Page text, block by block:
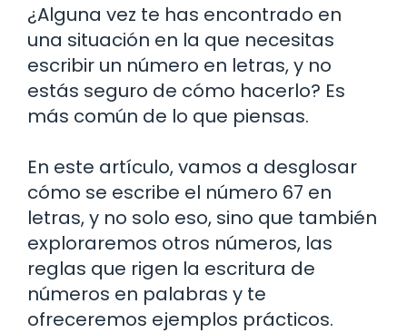
¿Alguna vez te has encontrado en
una situación en la que necesitas
escribir un número en letras, y no
estás seguro de cómo hacerlo? Es
más común de lo que piensas.
En este artículo, vamos a desglosar
cómo se escribe el número 67 en
letras, y no solo eso, sino que también
exploraremos otros números, las
reglas que rigen la escritura de
números en palabras y te
ofreceremos ejemplos prácticos.